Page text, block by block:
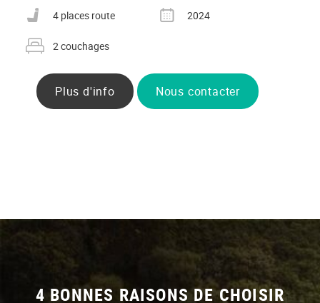
Nombre de places carte grise
4 places route
Année
2024
Nombre de couchages
2 couchages
Plus d'info Nous contacter
4 BONNES RAISONS DE CHOISIR